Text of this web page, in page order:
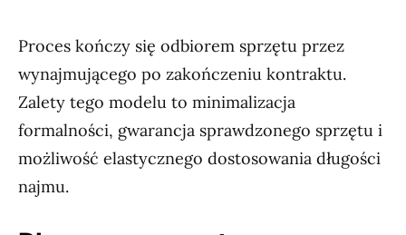
Proces kończy się odbiorem sprzętu przez
wynajmującego po zakończeniu kontraktu.
Zalety tego modelu to minimalizacja
formalności, gwarancja sprawdzonego sprzętu i
możliwość elastycznego dostosowania długości
najmu.